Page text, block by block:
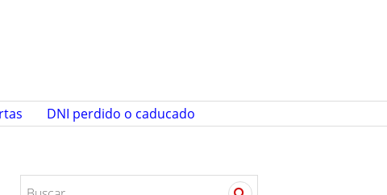
DNI perdido o caducado